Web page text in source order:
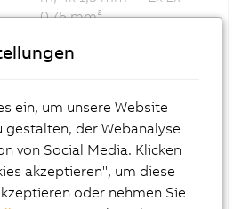
0,75 mm²,
SpeedTec 8-polig
ACOPOS P3
Motorkabel, Länge 30
m, 4x 1,5 mm² + 2x 2x
0,75 mm²,
ein, um unsere Website
der Webanalyse
von Social Media. Klicken
akzeptieren", um diese
oder nehmen Sie